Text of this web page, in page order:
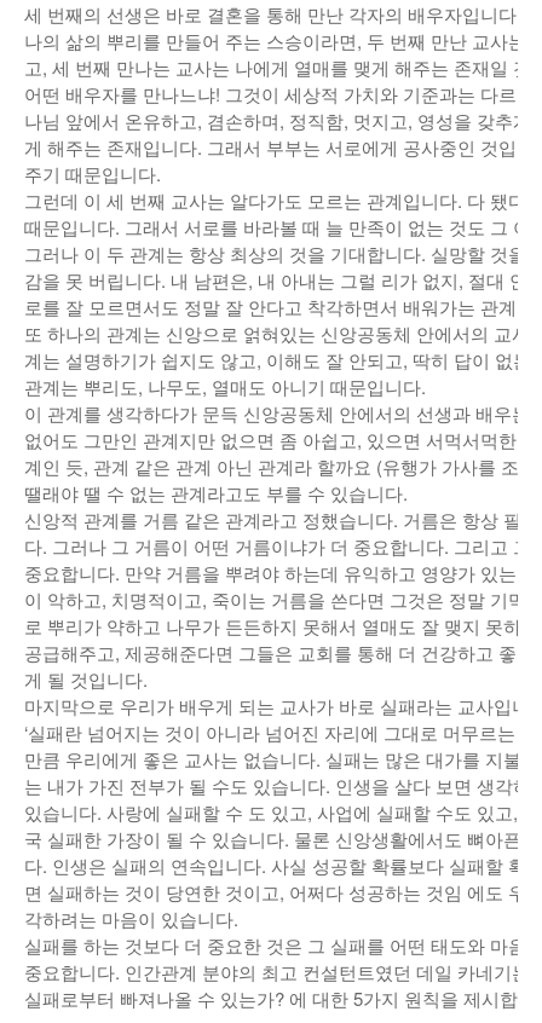
세 번째의 선생은 바로 결혼을 통해 만난 각자의 배우자입니다.
나의 삶의 뿌리를 만들어 주는 스승이라면, 두 번째 만난 교사는
고, 세 번째 만나는 교사는 나에게 열매를 맺게 해주는 존재일 것
어떤 배우자를 만나느냐! 그것이 세상적 가치와 기준과는 다르
나님 앞에서 온유하고, 겸손하며, 정직함, 멋지고, 영성을 갖추게
게 해주는 존재입니다. 그래서 부부는 서로에게 공사중인 것입
주기 때문입니다.
그런데 이 세 번째 교사는 알다가도 모르는 관계입니다. 다 됐다
때문입니다. 그래서 서로를 바라볼 때 늘 만족이 없는 것도 그 이
그러나 이 두 관계는 항상 최상의 것을 기대합니다. 실망할 것을
감을 못 버립니다. 내 남편은, 내 아내는 그럴 리가 없지, 절대
로를 잘 모르면서도 정말 잘 안다고 착각하면서 배워가는 관계가
또 하나의 관계는 신앙으로 얽혀있는 신앙공동체 안에서의 교사
계는 설명하기가 쉽지도 않고, 이해도 잘 안되고, 딱히 답이 없는
관계는 뿌리도, 나무도, 열매도 아니기 때문입니다.
이 관계를 생각하다가 문득 신앙공동체 안에서의 선생과 배우는
없어도 그만인 관계지만 없으면 좀 아쉽고, 있으면 서먹서먹한
계인 듯, 관계 같은 관계 아닌 관계라 할까요 (유행가 가사를 조
땔래야 땔 수 없는 관계라고도 부를 수 있습니다.
신앙적 관계를 거름 같은 관계라고 정했습니다. 거름은 항상 필
다. 그러나 그 거름이 어떤 거름이냐가 더 중요합니다. 그리고 그
중요합니다. 만약 거름을 뿌려야 하는데 유익하고 영양가 있는
이 악하고, 치명적이고, 죽이는 거름을 쓴다면 그것은 정말 기막
로 뿌리가 약하고 나무가 든든하지 못해서 열매도 잘 맺지 못하
공급해주고, 제공해준다면 그들은 교회를 통해 더 건강하고 좋
게 될 것입니다.
마지막으로 우리가 배우게 되는 교사가 바로 실패라는 교사입니
‘실패란 넘어지는 것이 아니라 넘어진 자리에 그대로 머무르는
만큼 우리에게 좋은 교사는 없습니다. 실패는 많은 대가를 지불
는 내가 가진 전부가 될 수도 있습니다. 인생을 살다 보면 생각하
있습니다. 사랑에 실패할 수 도 있고, 사업에 실패할 수도 있고,
국 실패한 가장이 될 수 있습니다. 물론 신앙생활에서도 뼈아픈
다. 인생은 실패의 연속입니다. 사실 성공할 확률보다 실패할 확
면 실패하는 것이 당연한 것이고, 어쩌다 성공하는 것임 에도 우
각하려는 마음이 있습니다.
실패를 하는 것보다 더 중요한 것은 그 실패를 어떤 태도와 마음
중요합니다. 인간관계 분야의 최고 컨설턴트였던 데일 카네기는
실패로부터 빠져나올 수 있는가? 에 대한 5가지 원칙을 제시합니